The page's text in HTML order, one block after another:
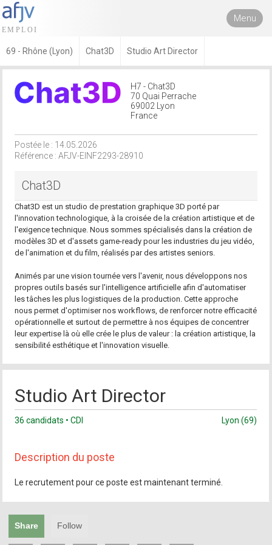
Menu
69 - Rhône (Lyon) Chat3D Studio Art Director
H7 - Chat3D
70 Quai Perrache
69002 Lyon
France
Postée le : 14.05.2026
Référence : AFJV-EINF2293-28910
Chat3D
Chat3D est un studio de prestation graphique 3D porté par
l'innovation technologique, à la croisée de la création artistique et de
l'exigence technique. Nous sommes spécialisés dans la création de
modèles 3D et d'assets game-ready pour les industries du jeu vidéo,
de l'animation et du film, réalisés par des artistes seniors.
Animés par une vision tournée vers l'avenir, nous développons nos
propres outils basés sur l'intelligence artificielle afin d'automatiser
les tâches les plus logistiques de la production. Cette approche
nous permet d'optimiser nos workflows, de renforcer notre efficacité
opérationnelle et surtout de permettre à nos équipes de concentrer
leur expertise là où elle crée le plus de valeur : la création artistique, la
sensibilité esthétique et l'innovation visuelle.
Studio Art Director
36 candidats • CDI Lyon (69)
Description du poste
Le recrutement pour ce poste est maintenant terminé.
Share Follow